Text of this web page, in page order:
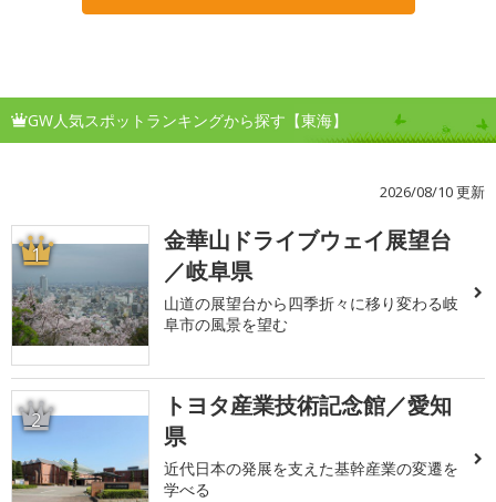
GW人気スポットランキングから探す【東海】
2026/08/10 更新
1
金華山ドライブウェイ展望台
／岐阜県
山道の展望台から四季折々に移り変わる岐
阜市の風景を望む
2
トヨタ産業技術記念館／愛知
県
近代日本の発展を支えた基幹産業の変遷を
学べる